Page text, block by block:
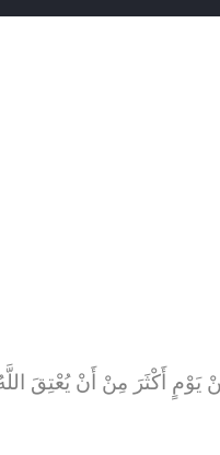
يَوْمٍ أَكْثَرَ مِنْ أَنْ يُعْتِقَ